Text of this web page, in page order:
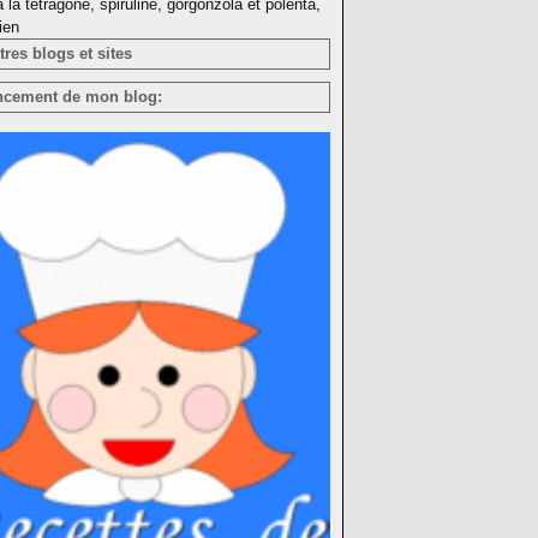
la tétragone, spiruline, gorgonzola et polenta,
blogs et sites
de mon blog: